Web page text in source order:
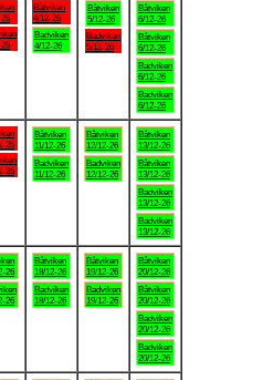
Båtviken
4/12-26
Badviken
4/12-26
Båtviken
5/12-26
Badviken
5/12-26
Båtviken
6/12-26
Båtviken
6/12-26
Badviken
6/12-26
Badviken
6/12-26
26
26
Båtviken
11/12-26
Badviken
11/12-26
Båtviken
12/12-26
Badviken
12/12-26
Båtviken
13/12-26
Båtviken
13/12-26
Badviken
13/12-26
Badviken
13/12-26
26
26
Båtviken
18/12-26
Badviken
18/12-26
Båtviken
19/12-26
Badviken
19/12-26
Båtviken
20/12-26
Båtviken
20/12-26
Badviken
20/12-26
Badviken
20/12-26